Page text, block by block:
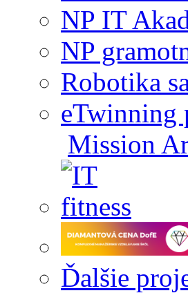
NP IT
NP
Robotika
eTwinning
Mission
Ďalšie